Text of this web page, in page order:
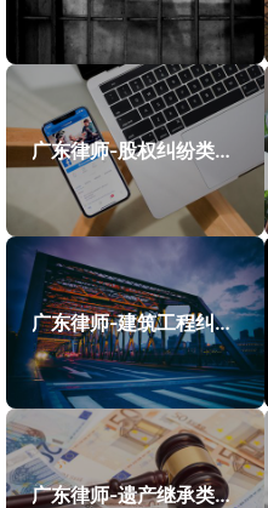
广东律师-股权纠纷类案件案例
广东律师-建筑工程纠纷类案件案例
广东律师-遗产继承类案件案例